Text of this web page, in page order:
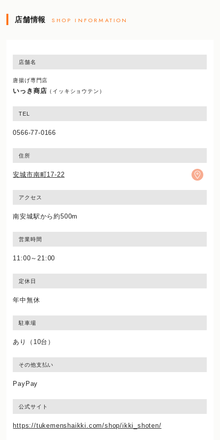
店舗情報 SHOP INFORMATION
店舗名
唐揚げ専門店
いっき商店 （イッキショウテン）
TEL
0566-77-0166
住所
安城市南町17-22
アクセス
南安城駅から約500m
営業時間
11:00～21:00
定休日
年中無休
駐車場
あり（10台）
その他支払い
PayPay
公式サイト
https://tukemenshaikki.com/shop/ikki_shoten/